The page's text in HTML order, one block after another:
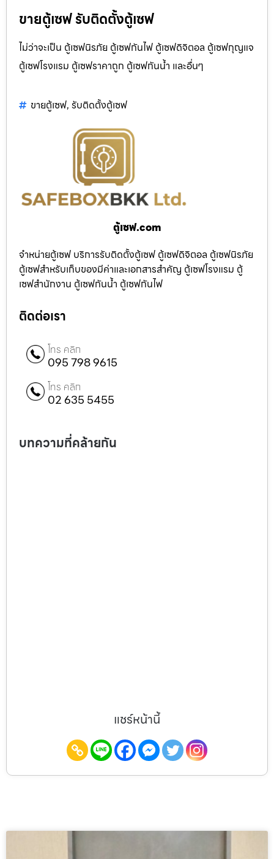
ขายตู้เซฟ รับติดตั้งตู้เซฟ
ไม่ว่าจะเป็น ตู้เซฟนิรภัย ตู้เซฟกันไฟ ตู้เซฟดิจิตอล ตู้เซฟกุญแจ
ตู้เซฟโรงแรม ตู้เซฟราคาถูก ตู้เซฟกันน้ำ และอื่นๆ
ขายตู้เซฟ, รับติดตั้งตู้เซฟ
ตู้เซฟ.com
จำหน่ายตู้เซฟ บริการรับติดตั้งตู้เซฟ ตู้เซฟดิจิตอล ตู้เซฟนิรภัย
ตู้เซฟสำหรับเก็บของมีค่าและเอกสารสำคัญ ตู้เซฟโรงแรม ตู้
เซฟสำนักงาน ตู้เซฟกันน้ำ ตู้เซฟกันไฟ
ติดต่อเรา
โทร คลิก
095 798 9615
โทร คลิก
02 635 5455
บทความที่คล้ายกัน
แชร์หน้านี้